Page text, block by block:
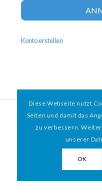
Konto erstellen
© 2026 HAMBURGER*MIT HERZ
Diese Webseite nutzt
Seiten und damit das
zu verbessern.
unserer
OK